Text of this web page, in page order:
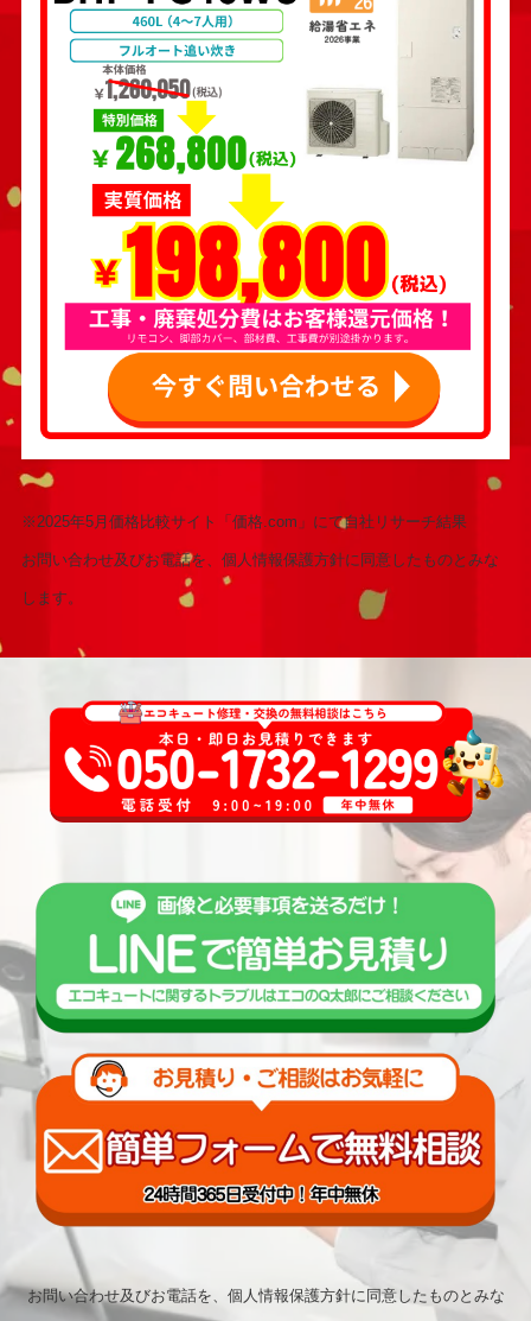
※2025年5月価格比較サイト「価格.com」にて自社リサーチ結果
お問い合わせ及びお電話を、個人情報保護方針に同意したものとみな
します。
お問い合わせ及びお電話を、個人情報保護方針に同意したものとみな